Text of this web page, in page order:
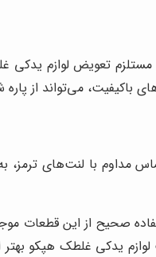
مستلزم تعویض لوازم
باکیفیت، می‌تواند از
با لنت‌های ترمز،
صحیح از این قطعات
یدکی غلطک هپکو